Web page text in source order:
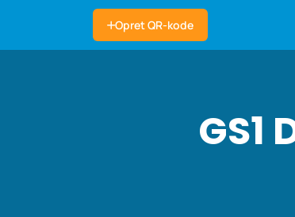
Opret QR-kode
GS1